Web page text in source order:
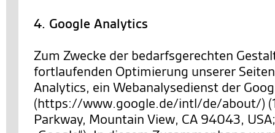
4. Google Analytics
Zum Zwecke der bedarfsgerechten
fortlaufenden Optimierung unserer
Analytics, ein Webanalysedienst der
(https://www.google.de/intl/de/about/)
Parkway, Mountain View, CA 94043,